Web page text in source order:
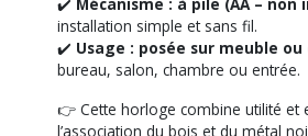
installation simple et sans fil.
✔️ Usage : posée sur meuble
bureau, salon, chambre ou entrée.
👉 Cette horloge combine utilité et
l’association du bois et du métal